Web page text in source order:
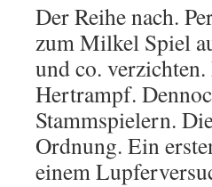
Der Reihe nach.
zum Milkel Spiel
und co.
Hertrampf.
Stammspielern.
Ordnung. Ein
einem